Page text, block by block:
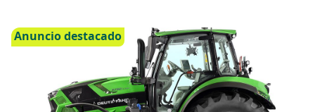
Anuncio destacado